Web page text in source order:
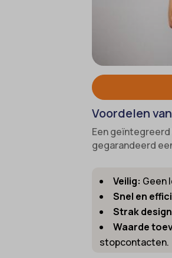
Voordelen
Een
gegarandeerd
Veilig: Geen
Snel en
Strak
Waarde
stopcontacten.